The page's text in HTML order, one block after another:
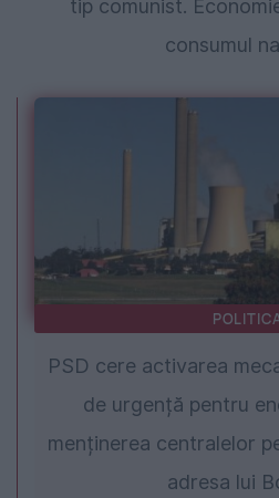
tip comunist.
consumul
PSD cere activarea
de urgență pentru
menținerea centralelor
adresa lui